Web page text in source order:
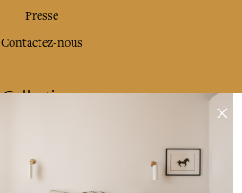
Presse
Contactez-nous
Collections
Linge de table
Sacs & pochettes